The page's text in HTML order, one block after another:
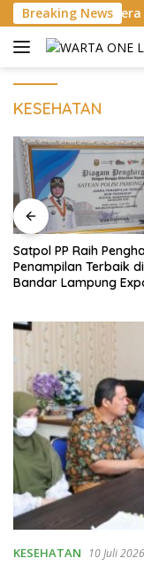
Langsung
ke
konten
Breaking News
Merah Putih Gratis
KESEHATAN
Satpol PP Raih
Penampilan Terbaik di
Bandar Lampung
Masyarakat
KESEHATAN 10 Juli 2026